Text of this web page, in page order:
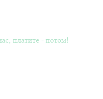
платите - потом!